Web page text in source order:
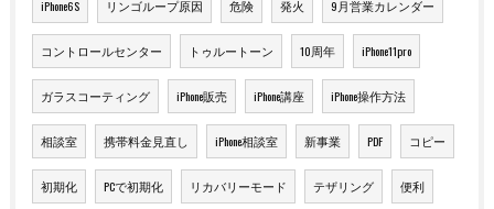
iPhone6S リンゴループ原因 危険 発火 9月営業カレンダー
コントロールセンター トゥルートーン 10周年 iPhone11pro
ガラスコーティング iPhone販売 iPhone講座 iPhone操作方法
相談室 携帯料金見直し iPhone相談室 新事業 PDF コピー
初期化 PCで初期化 リカバリーモード テザリング 便利